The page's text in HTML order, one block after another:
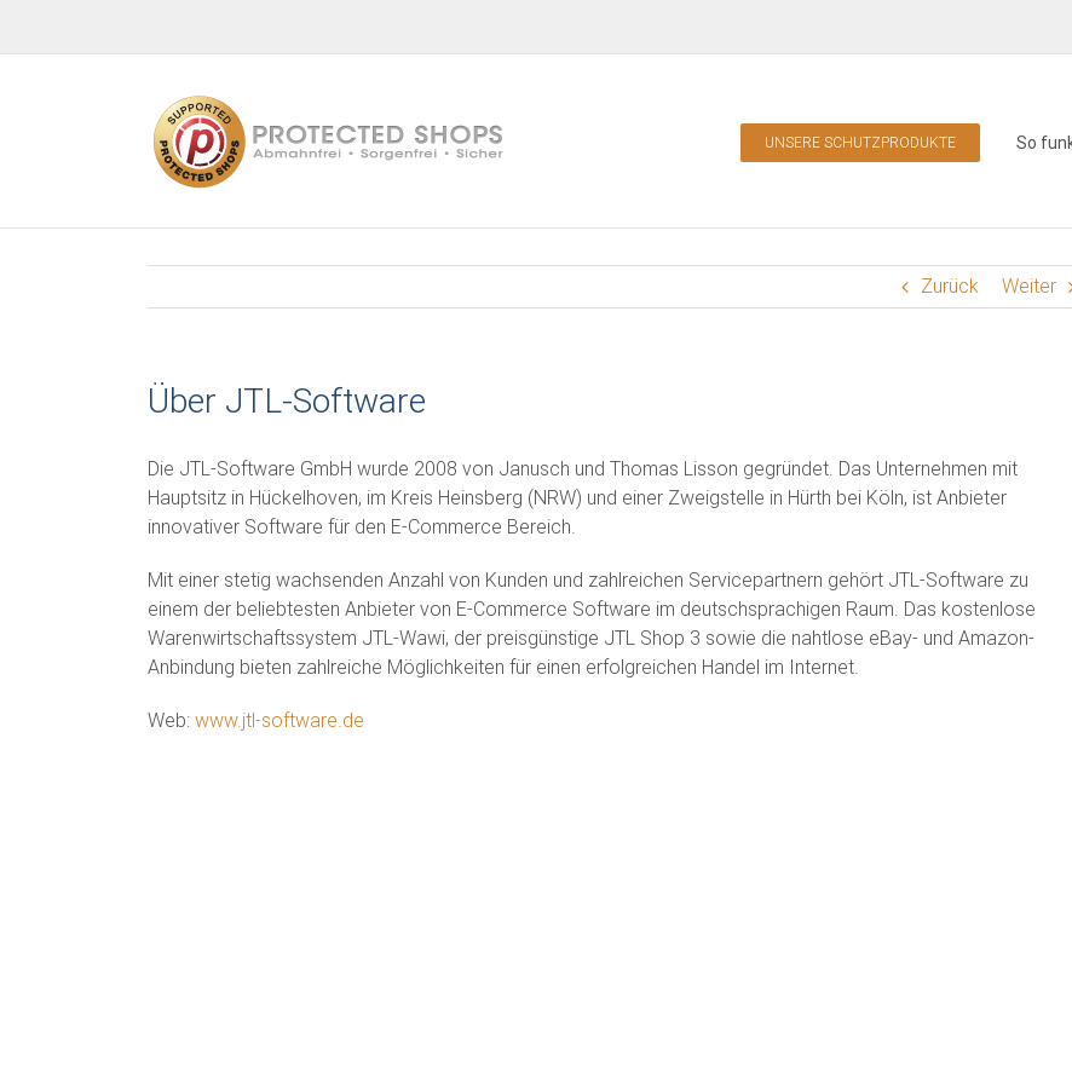
UNSERE SCHUTZPRODUKTE So
Zurück Weiter
Über JTL-Software
Die JTL-Software GmbH wurde 2008 von Janusch und Thomas Lisson gegründet. Das Unternehmen mit
Hauptsitz in Hückelhoven, im Kreis Heinsberg (NRW) und einer Zweigstelle in Hürth bei Köln, ist Anbieter
innovativer Software für den E-Commerce Bereich.
Mit einer stetig wachsenden Anzahl von Kunden und zahlreichen Servicepartnern gehört JTL-Software zu
einem der beliebtesten Anbieter von E-Commerce Software im deutschsprachigen Raum. Das kostenlose
Warenwirtschaftssystem JTL-Wawi, der preisgünstige JTL Shop 3 sowie die nahtlose eBay- und Amazon-
Anbindung bieten zahlreiche Möglichkeiten für einen erfolgreichen Handel im Internet.
Web: www.jtl-software.de